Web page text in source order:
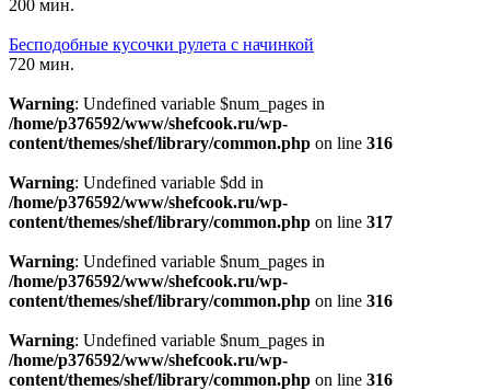
200 мин.
Бесподобные кусочки рулета с начинкой
720 мин.
Warning: Undefined variable $num_pages in
/home/p376592/www/shefcook.ru/wp-
content/themes/shef/library/common.php on line 316
Warning: Undefined variable $dd in
/home/p376592/www/shefcook.ru/wp-
content/themes/shef/library/common.php on line 317
Warning: Undefined variable $num_pages in
/home/p376592/www/shefcook.ru/wp-
content/themes/shef/library/common.php on line 316
Warning: Undefined variable $num_pages in
/home/p376592/www/shefcook.ru/wp-
content/themes/shef/library/common.php on line 316